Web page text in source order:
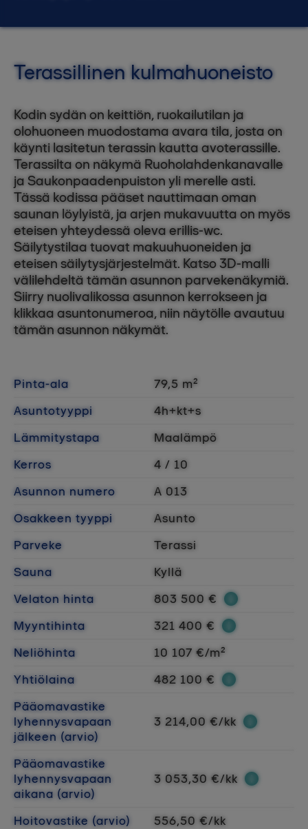
Terassillinen kulmahuoneisto
Kodin sydän on keittiön, ruokailutilan ja
olohuoneen muodostama avara tila, josta on
käynti lasitetun terassin kautta avoterassille.
Terassilta on näkymä Ruoholahdenkanavalle
ja Saukonpaadenpuiston yli merelle asti.
Tässä kodissa pääset nauttimaan oman
saunan löylyistä, ja arjen mukavuutta on myös
eteisen yhteydessä oleva erillis-wc.
Säilytystilaa tuovat makuuhuoneiden ja
eteisen säilytysjärjestelmät. Katso 3D-malli
välilehdeltä tämän asunnon parvekenäkymiä.
Siirry nuolivalikossa asunnon kerrokseen ja
klikkaa asuntonumeroa, niin näytölle avautuu
tämän asunnon näkymät.
Pinta-ala
79,5 m²
Asuntotyyppi
4h+kt+s
Lämmitystapa
Maalämpö
Kerros
4 / 10
Asunnon numero
A 013
Osakkeen tyyppi
Asunto
Parveke
Terassi
Sauna
Kyllä
Velaton hinta
803 500 €
Myyntihinta
321 400 €
Neliöhinta
10 107 €/m²
Yhtiölaina
482 100 €
Pääomavastike
lyhennysvapaan
jälkeen (arvio)
3 214,00 €/kk
Pääomavastike
lyhennysvapaan
aikana (arvio)
3 053,30 €/kk
Hoitovastike (arvio)
556,50 €/kk